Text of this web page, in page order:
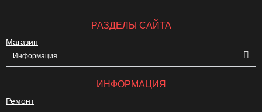
РАЗДЕЛЫ САЙТА
Магазин
Информация
ИНФОРМАЦИЯ
Ремонт